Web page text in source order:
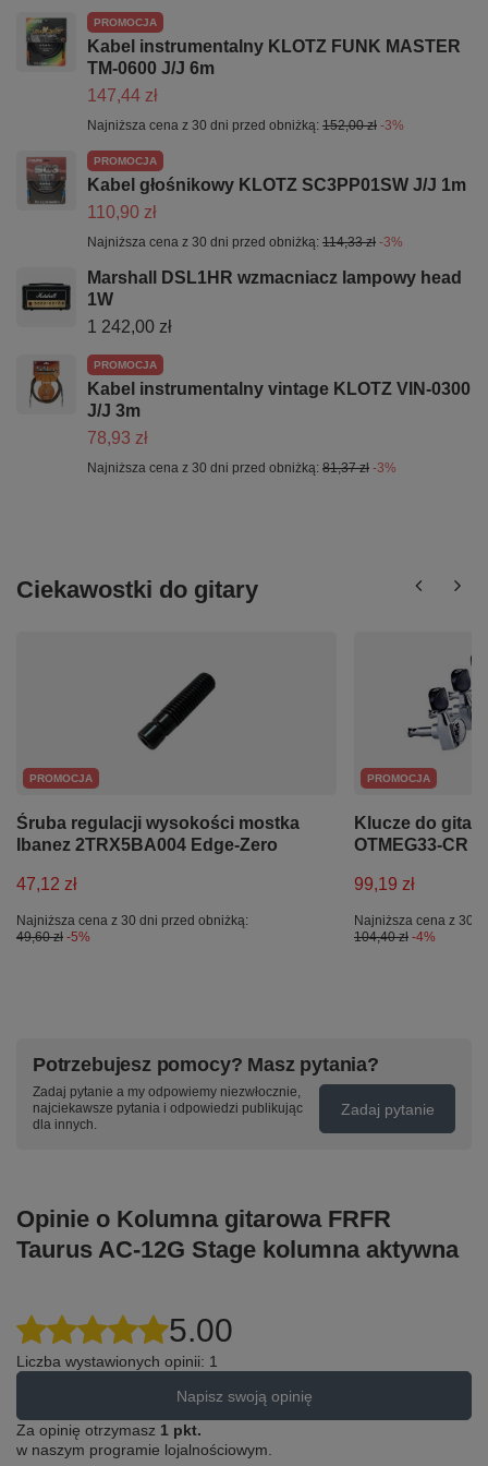
PROMOCJA
Kabel instrumentalny KLOTZ FUNK MASTER
TM-0600 J/J 6m
147,44 zł
Najniższa cena z 30 dni przed obniżką: 152,00 zł -3%
PROMOCJA
Kabel głośnikowy KLOTZ SC3PP01SW J/J 1m
110,90 zł
Najniższa cena z 30 dni przed obniżką: 114,33 zł -3%
Marshall DSL1HR wzmacniacz lampowy head
1W
1 242,00 zł
PROMOCJA
Kabel instrumentalny vintage KLOTZ VIN-0300
J/J 3m
78,93 zł
Najniższa cena z 30 dni przed obniżką: 81,37 zł -3%
Ciekawostki do gitary
PROMOCJA
Śruba regulacji wysokości mostka
Ibanez 2TRX5BA004 Edge-Zero
47,12 zł
Najniższa cena z 30 dni przed obniżką:
49,60 zł -5%
PROMOCJA
Klucze do
OTMEG33-CR
99,19 zł
Najniższa cena z 30
104,40 zł -4%
Potrzebujesz pomocy? Masz pytania?
Zadaj pytanie a my odpowiemy niezwłocznie,
najciekawsze pytania i odpowiedzi publikując
dla innych.
Zadaj pytanie
Opinie o Kolumna gitarowa FRFR
Taurus AC-12G Stage kolumna aktywna
5.00
Liczba wystawionych opinii: 1
Napisz swoją opinię
Za opinię otrzymasz 1 pkt.
w naszym programie lojalnościowym.